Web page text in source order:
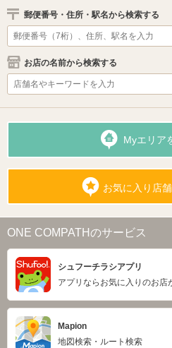
郵便番号・住所・駅名から検索する
お店の名前から検索する
Myエリア
お気に入り店
ONE COMPATHのサービス
シュフーチラシアプリ
アプリならお気に入りのお店
Mapion
地図検索・ルート検索